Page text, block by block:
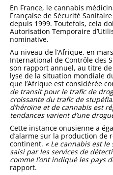
En France, le cannabis
Française de Sécurité
depuis 1999. Toutefois, cela
Autorisation Temporaire
nominative.
Au niveau de l’Afrique, en
International de Contrôle des
son rapport annuel, au titre de
lyse de la situation mondiale
que l’Afrique est considérée
de transit pour le trafic de
croissante du trafic de
d’héroïne et de cannabis est
tendances varient d’une
Cette instance onusienne a
d’alarme sur la production de
continent. « Le cannabis est
saisi par les services de
comme l’ont indiqué les pays
rapport.